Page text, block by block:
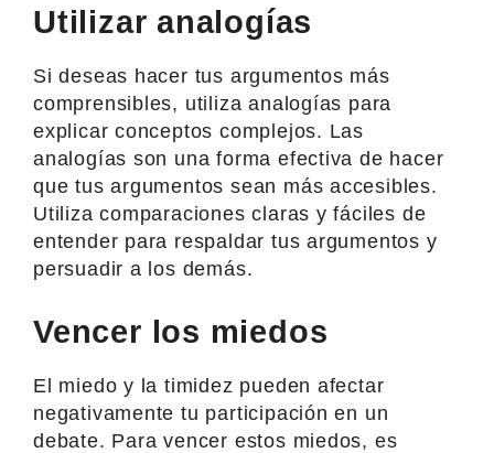
Utilizar analogías
Si deseas hacer tus argumentos más
comprensibles, utiliza analogías para
explicar conceptos complejos. Las
analogías son una forma efectiva de hacer
que tus argumentos sean más accesibles.
Utiliza comparaciones claras y fáciles de
entender para respaldar tus argumentos y
persuadir a los demás.
Vencer los miedos
El miedo y la timidez pueden afectar
negativamente tu participación en un
debate. Para vencer estos miedos, es